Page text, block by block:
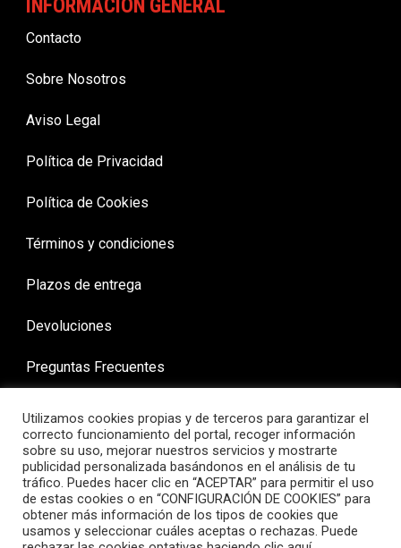
INFORMACION GENERAL
Contacto
Sobre Nosotros
Aviso Legal
Política de Privacidad
Política de Cookies
Términos y condiciones
Plazos de entrega
Devoluciones
Preguntas Frecuentes
Utilizamos cookies propias y de terceros para garantizar el
correcto funcionamiento del portal, recoger información
sobre su uso, mejorar nuestros servicios y mostrarte
publicidad personalizada basándonos en el análisis de tu
tráfico. Puedes hacer clic en “ACEPTAR” para permitir el uso
de estas cookies o en “CONFIGURACIÓN DE COOKIES” para
obtener más información de los tipos de cookies que
usamos y seleccionar cuáles aceptas o rechazas. Puede